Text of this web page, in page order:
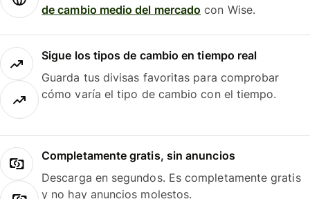
de cambio medio del mercado con Wise.
Sigue los tipos de cambio en tiempo real
Guarda tus divisas favoritas para comprobar
cómo varía el tipo de cambio con el tiempo.
Completamente gratis, sin anuncios
Descarga en segundos. Es completamente gratis
y no hay anuncios molestos.